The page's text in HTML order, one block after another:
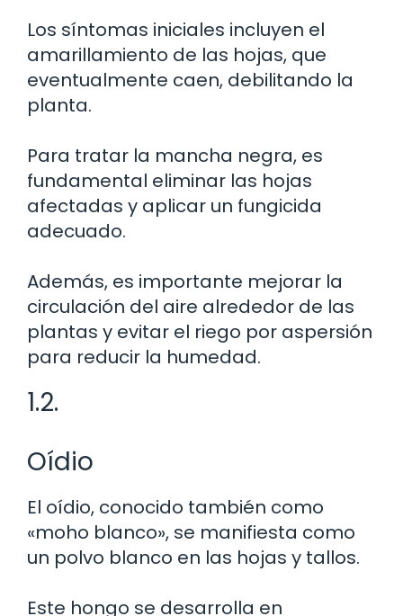
Los síntomas iniciales incluyen el
amarillamiento de las hojas, que
eventualmente caen, debilitando la
planta.
Para tratar la mancha negra, es
fundamental eliminar las hojas
afectadas y aplicar un fungicida
adecuado.
Además, es importante mejorar la
circulación del aire alrededor de las
plantas y evitar el riego por aspersión
para reducir la humedad.
1.2.
Oídio
El oídio, conocido también como
«moho blanco», se manifiesta como
un polvo blanco en las hojas y tallos.
Este hongo se desarrolla en